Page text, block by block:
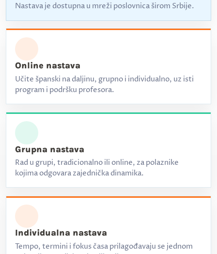
Nastava je dostupna u mreži poslovnica širom Srbije.
Online nastava
Učite španski na daljinu, grupno i individualno, uz isti
program i podršku profesora.
Grupna nastava
Rad u grupi, tradicionalno ili online, za polaznike
kojima odgovara zajednička dinamika.
Individualna nastava
Tempo, termini i fokus časa prilagođavaju se jednom